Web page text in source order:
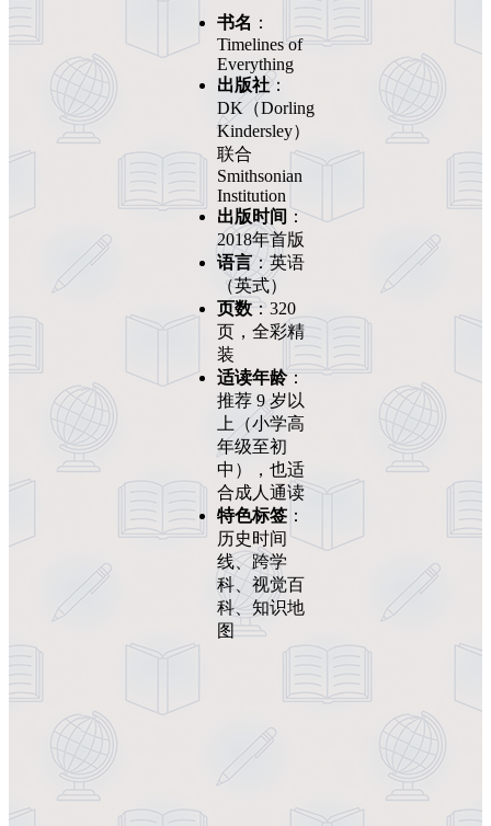
书名 ：
Timelines of
Everything
出版社：
DK（Dorling
Kindersley）
联合
Smithsonian
Institution
出版时间 ：
2018年首版
语言 ：英语
（英式）
页数：320
页，全彩精
装
适读年龄：
推荐 9 岁以
上（小学高
年级至初
中），也适
合成人通读
特色标签 ：
历史时间
线、跨学
科、视觉百
科、知识地
图